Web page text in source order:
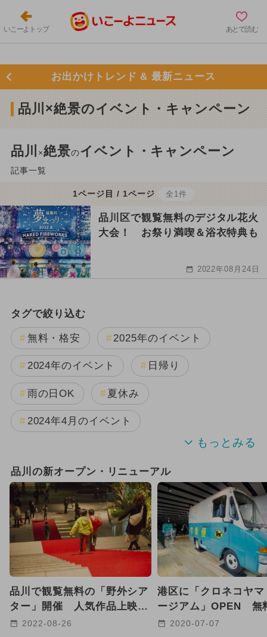
いこーよトップ あとで読む
お出かけトレンド & 最新ニュース
品川×絶景のイベント・キャンペーン
品川 ×絶景のイベント・キャンペーン
記事一覧
1ページ目 / 1ページ 全1件
品川区で観覧無料のデジタル花火
大会！ お祭り満喫＆浴衣特典も
2022年08月24日
タグで絞り込む
無料・格安 2025年のイベント
2024年のイベント 日帰り
雨の日OK 夏休み
2024年4月のイベント
2025年10月のイベント
2024年3月のイベント アート
2024年5月のイベント
2025年8月のイベント キャラクター
2024年6月のイベント
GW(ゴールデンウィーク) ハロウィン
2024年12月のイベント
品川の新オープン・リニューアル
品川で観覧無料の「野外シア
ター」開催 人気作品上映＆
グルメも
2022-08-26
港区に「クロネコヤマ
ージアム」OPEN 無
急便体験も
2020-07-07